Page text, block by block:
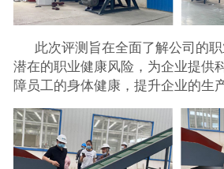
此次评测旨在全面了解公司的
潜在的职业健康风险，为企业提供
障员工的身体健康，提升企业的生